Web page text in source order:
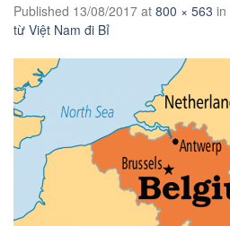
Published 13/08/2017 at 800 × 563 in
từ Việt Nam đi Bỉ